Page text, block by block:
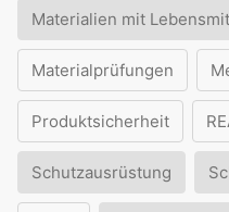
Materialien mit
Materialprüfungen
Produktsicherheit
Schutzausrüstung